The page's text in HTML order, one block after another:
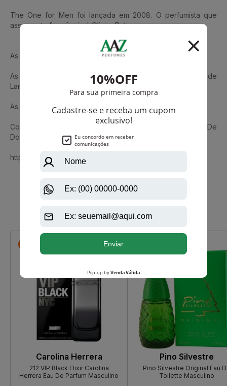
The One for Men foi lançada em 2008. O perfumista que
assina esta fragrância é Olivier Polge.
As notas de topo são: Toranja, Coentro e Manjericão.
As notas de coração são: Gengibre, Cardamomo e Flor de
Laranjeira.
As notas de fundo são: Âmbar, Tabaco e Cedro.
Conheça também Dolce & Gabbana Intenso Masculino De
Dolce & Gabbana Eau De Parfum
https://www.aazperfumes.com.br/Dolce-Gabbana
Que viu, viu também
Carolina Herrera
212 VIP Black Elixir Carolina
Herrera Eau De Parfum Masculino
Pino Silvestre
Pino Silvestre Original Eau
Toilette Masculino